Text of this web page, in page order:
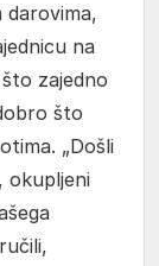
darovima,
na
zajedno
što
„Došli
okupljeni